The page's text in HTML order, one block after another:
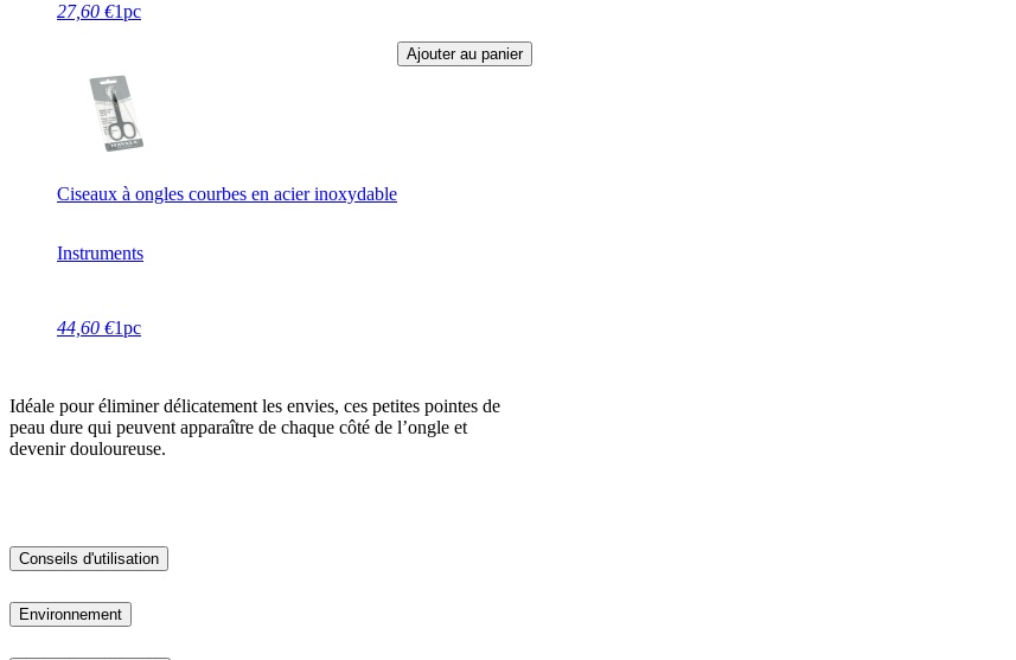
27,60 €1pc
Ciseaux à ongles courbes en acier inoxydable
Instruments
44,60 €1pc
Ajouter au panier
Idéale pour éliminer délicatement les envies, ces petites pointes de
peau dure qui peuvent apparaître de chaque côté de l’ongle et
devenir douloureuse.
Conseils d'utilisation
Environnement